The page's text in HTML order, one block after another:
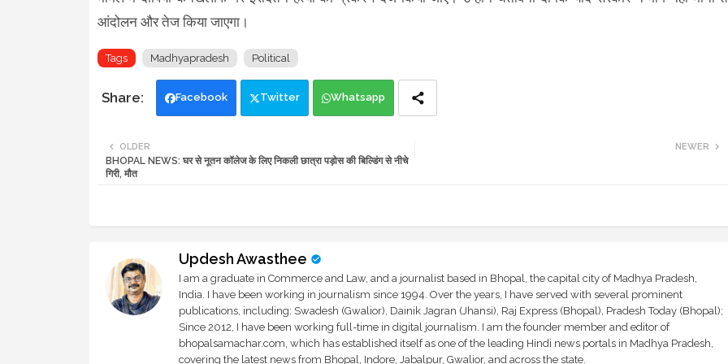
आंदोलन और तेज किया जाएगा।
Tags Madhyapradesh Political
Facebook Twitter Whatsapp
NEWER
OLDER
BHOPAL NEWS: घर से नूतन कॉलेज के लिए निकली छात्रा पड़ोस की बिल्डिंग से नीचे
गिरी, मौत
Updesh Awasthee
I am a graduate in Commerce and Law, and a journalist based in Bhopal, the capital city of Madhya Pradesh,
India. I have been working in journalism since 1994. Over the years, I have served with several prominent
publications, including: Swadesh (Gwalior), Dainik Jagran (Jhansi), Raj Express (Bhopal), Pradesh Today (Bhopal);
Since 2012, I have been working full-time in digital journalism. I am the founder member and editor of
bhopalsamachar.com, which has established itself as one of the leading Hindi news portals in Madhya Pradesh,
covering the latest news from Bhopal, Indore, Jabalpur, Gwalior, and across the state.